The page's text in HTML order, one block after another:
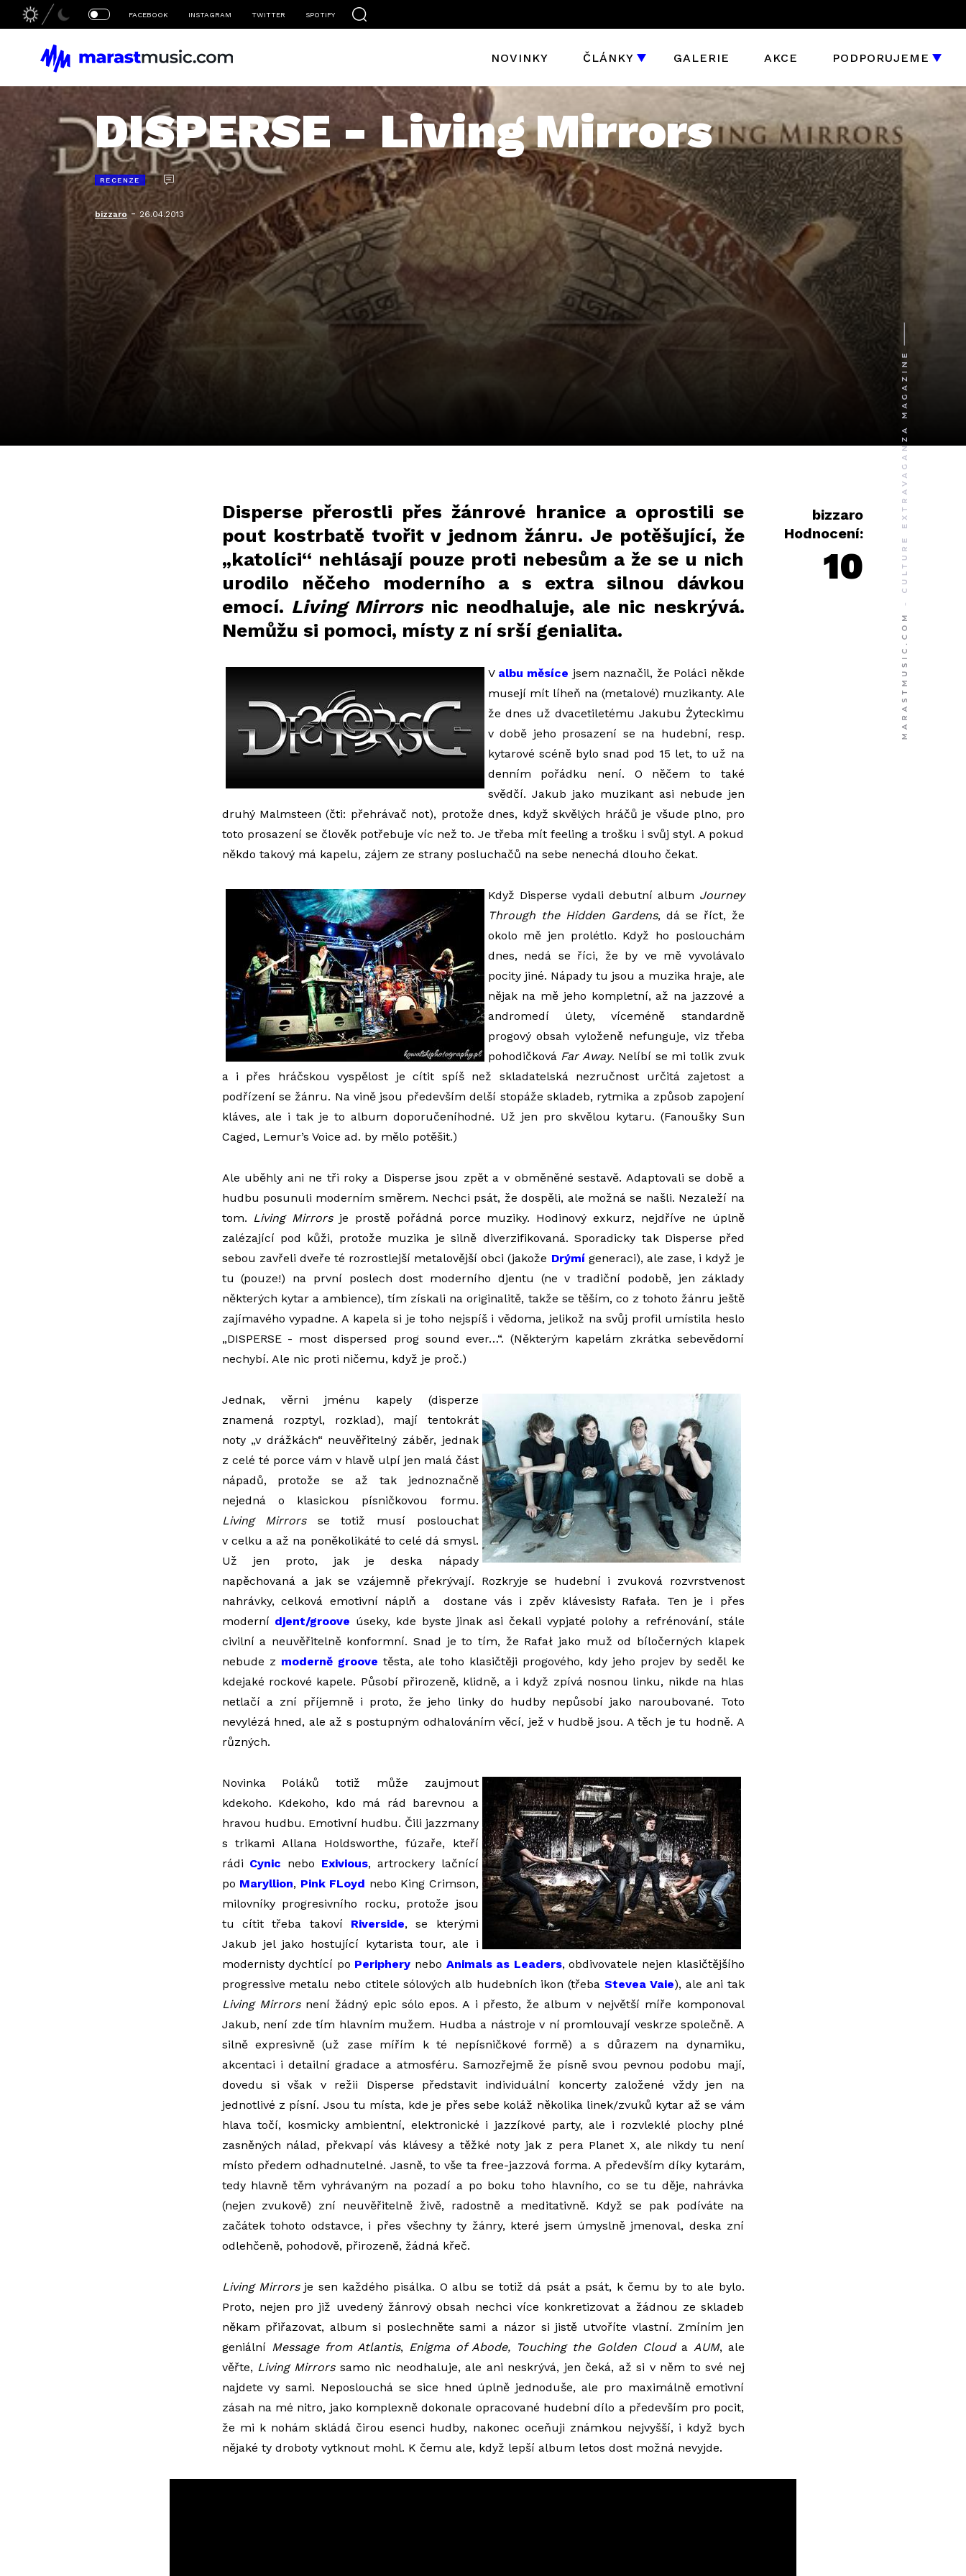
FACEBOOK INSTAGRAM TWITTER SPOTIFY
NOVINKY ČLÁNKY GALERIE AKCE PODPORUJEME
DISPERSE - Living Mirrors
RECENZE
bizzaro - 26.04.2013
bizzaro
Hodnocení:
10
Disperse přerostli přes žánrové hranice a oprostili se
pout kostrbatě tvořit v jednom žánru. Je potěšující, že
„katolíci“ nehlásají pouze proti nebesům a že se u nich
urodilo něčeho moderního a s extra silnou dávkou
emocí. Living Mirrorsnic neodhaluje, ale nic neskrývá.
Nemůžu si pomoci, místy z ní srší genialita.
V albu měsíce jsem naznačil, že Poláci někde
musejí mít líheň na (metalové) muzikanty. Ale
že dnes už dvacetiletému Jakubu Żyteckimu
v době jeho prosazení se na hudební, resp.
kytarové scéně bylo snad pod 15 let, to už na
denním pořádku není. O něčem to také
svědčí. Jakub jako muzikant asi nebude jen
druhý Malmsteen (čti: přehrávač not), protože dnes, když skvělých hráčů je všude plno, pro
toto prosazení se člověk potřebuje víc než to. Je třeba mít feeling a trošku i svůj styl. A pokud
někdo takový má kapelu, zájem ze strany posluchačů na sebe nenechá dlouho čekat.
Když Disperse vydali debutní album Journey
Through the Hidden Gardens, dá se říct, že
okolo mě jen prolétlo. Když ho poslouchám
dnes, nedá se říci, že by ve mě vyvolávalo
pocity jiné. Nápady tu jsou a muzika hraje, ale
nějak na mě jeho kompletní, až na jazzové a
andromedí úlety, víceméně standardně
progový obsah vyloženě nefunguje, viz třeba
pohodičková Far Away. Nelíbí se mi tolik zvuk
a i přes hráčskou vyspělost je cítit spíš než skladatelská nezručnost určitá zajetost a
podřízení se žánru. Na vině jsou především delší stopáže skladeb, rytmika a způsob zapojení
kláves, ale i tak je to album doporučeníhodné. Už jen pro skvělou kytaru. (Fanoušky Sun
Caged, Lemur’s Voice ad. by mělo potěšit.)
Ale uběhly ani ne tři roky a Disperse jsou zpět a v obměněné sestavě. Adaptovali se době a
hudbu posunuli moderním směrem. Nechci psát, že dospěli, ale možná se našli. Nezaleží na
tom. Living Mirrorsje prostě pořádná porce muziky. Hodinový exkurz, nejdříve ne úplně
zalézající pod kůži, protože muzika je silně diverzifikovaná. Sporadicky tak Disperse před
sebou zavřeli dveře té rozrostlejší metalovější obci (jakože Drýmígeneraci), ale zase, i když je
tu (pouze!) na první poslech dost moderního djentu (ne v tradiční podobě, jen základy
některých kytar a ambience), tím získali na originalitě, takže se těším, co z tohoto žánru ještě
zajímavého vypadne. A kapela si je toho nejspíš i vědoma, jelikož na svůj profil umístila heslo
„DISPERSE - most dispersed prog sound ever…“. (Některým kapelám zkrátka sebevědomí
nechybí. Ale nic proti ničemu, když je proč.)
Jednak, věrni jménu kapely (disperze
znamená rozptyl, rozklad), mají tentokrát
noty „v drážkách“ neuvěřitelný záběr, jednak
z celé té porce vám v hlavě ulpí jen malá část
nápadů, protože se až tak jednoznačně
nejedná o klasickou písničkovou formu.
Living Mirrorsse totiž musí poslouchat
v celku a až na poněkolikáté to celé dá smysl.
Už jen proto, jak je deska nápady
napěchovaná a jak se vzájemně překrývají. Rozkryje se hudební i zvuková rozvrstvenost
nahrávky, celková emotivní náplň a dostane vás i zpěv klávesisty Rafała. Ten je i přes
moderní djent/groove úseky, kde byste jinak asi čekali vypjaté polohy a refrénování, stále
civilní a neuvěřitelně konformní. Snad je to tím, že Rafał jako muž od bíločerných klapek
nebude z moderně groove těsta, ale toho klasičtěji progového, kdy jeho projev by seděl ke
kdejaké rockové kapele. Působí přirozeně, klidně, a i když zpívá nosnou linku, nikde na hlas
netlačí a zní příjemně i proto, že jeho linky do hudby nepůsobí jako naroubované. Toto
nevylézá hned, ale až s postupným odhalováním věcí, jež v hudbě jsou. A těch je tu hodně. A
různých.
Novinka Poláků totiž může zaujmout
kdekoho. Kdekoho, kdo má rád barevnou a
hravou hudbu. Emotivní hudbu. Čili jazzmany
s trikami Allana Holdsworthe, fúzaře, kteří
rádi Cynic nebo Exivious, artrockery lačnící
po Maryllion, Pink FLoyd nebo King Crimson,
milovníky progresivního rocku, protože jsou
tu cítit třeba takoví Riverside, se kterými
Jakub jel jako hostující kytarista tour, ale i
modernisty dychtící po Periphery nebo Animals as Leaders, obdivovatele nejen klasičtějšího
progressive metalu nebo ctitele sólových alb hudebních ikon (třeba Stevea Vaie), ale ani tak
Living Mirrorsnení žádný epic sólo epos. A i přesto, že album v největší míře komponoval
Jakub, není zde tím hlavním mužem. Hudba a nástroje v ní promlouvají veskrze společně. A
silně expresivně (už zase mířím k té nepísničkové formě) a s důrazem na dynamiku,
akcentaci i detailní gradace a atmosféru. Samozřejmě že písně svou pevnou podobu mají,
dovedu si však v režii Disperse představit individuální koncerty založené vždy jen na
jednotlivé z písní. Jsou tu místa, kde je přes sebe koláž několika linek/zvuků kytar až se vám
hlava točí, kosmicky ambientní, elektronické i jazzíkové party, ale i rozvleklé plochy plné
zasněných nálad, překvapí vás klávesy a těžké noty jak z pera Planet X, ale nikdy tu není
místo předem odhadnutelné. Jasně, to vše ta free-jazzová forma. A především díky kytarám,
tedy hlavně těm vyhrávaným na pozadí a po boku toho hlavního, co se tu děje, nahrávka
(nejen zvukově) zní neuvěřitelně živě, radostně a meditativně. Když se pak podíváte na
začátek tohoto odstavce, i přes všechny ty žánry, které jsem úmyslně jmenoval, deska zní
odlehčeně, pohodově, přirozeně, žádná křeč.
Living Mirrorsje sen každého pisálka. O albu se totiž dá psát a psát, k čemu by to ale bylo.
Proto, nejen pro již uvedený žánrový obsah nechci více konkretizovat a žádnou ze skladeb
někam přiřazovat, album si poslechněte sami a názor si jistě utvoříte vlastní. Zmíním jen
geniální Message from Atlantis, Enigma of Abode, Touching the Golden Cloud aAUM, ale
věřte, Living Mirrorssamo nic neodhaluje, ale ani neskrývá, jen čeká, až si v něm to své nej
najdete vy sami. Neposlouchá se sice hned úplně jednoduše, ale pro maximálně emotivní
zásah na mé nitro, jako komplexně dokonale opracované hudební dílo a především pro pocit,
že mi k nohám skládá čirou esenci hudby, nakonec oceňuji známkou nejvyšší, i když bych
nějaké ty droboty vytknout mohl. K čemu ale, když lepší album letos dost možná nevyjde.